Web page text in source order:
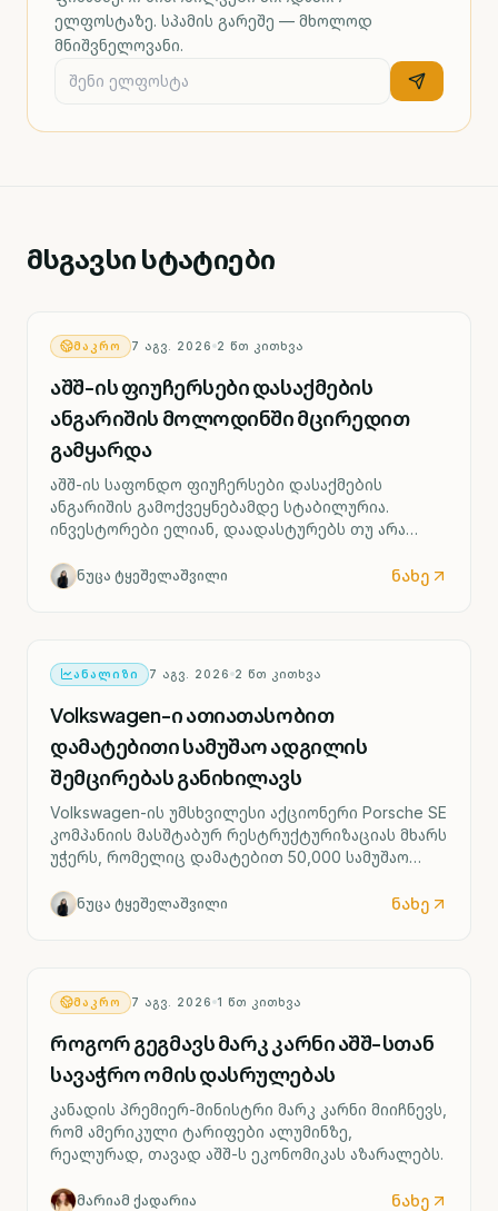
ელფოსტაზე. სპამის გარეშე — მხოლოდ
მნიშვნელოვანი.
მსგავსი სტატიები
ᲛᲐᲙᲠᲝ 7 ᲐᲒᲕ. 2026 2 ᲬᲗ ᲙᲘᲗᲮᲕᲐ
აშშ-ის ფიუჩერსები დასაქმების
ანგარიშის მოლოდინში მცირედით
გამყარდა
აშშ-ის საფონდო ფიუჩერსები დასაქმების
ანგარიშის გამოქვეყნებამდე სტაბილურია.
ინვესტორები ელიან, დაადასტურებს თუ არა
მიერ საპროცენტო განაკვეთის შესაძლო ზრდის
სცენარს უკვე სექტემბრიდან.
ნუცა ტყეშელაშვილი ნახე
ᲐᲜᲐᲚᲘᲖᲘ 7 ᲐᲒᲕ. 2026 2 ᲬᲗ ᲙᲘᲗᲮᲕᲐ
Volkswagen-ი ათიათასობით
დამატებითი სამუშაო ადგილის
შემცირებას განიხილავს
Volkswagen-ის უმსხვილესი აქციონერი Porsche SE
კომპანიის მასშტაბურ რესტრუქტურიზაციას მხარს
უჭერს, რომელიც დამატებით 50,000 სამუშაო
ქარხნის შესაძლო დახურვას ითვალისწინებს.
ნუცა ტყეშელაშვილი ნახე
ᲛᲐᲙᲠᲝ 7 ᲐᲒᲕ. 2026 1 ᲬᲗ ᲙᲘᲗᲮᲕᲐ
როგორ გეგმავს მარკ კარნი აშშ-სთან
სავაჭრო ომის დასრულებას
კანადის პრემიერ-მინისტრი მარკ კარნი მიიჩნევს,
რომ ამერიკული ტარიფები ალუმინზე,
რეალურად, თავად აშშ-ს ეკონომიკას აზარალებს.
მარიამ ქადარია ნახე